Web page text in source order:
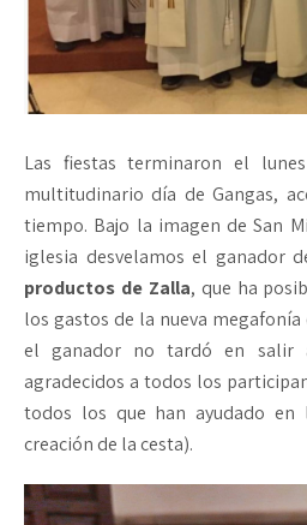
Las fiestas terminaron el
multitudinario día de Gangas,
tiempo. Bajo la imagen de San
iglesia desvelamos el ganador
productos de Zalla, que ha
los gastos de la nueva megafonía
el ganador no tardó en salir
agradecidos a todos los
todos los que han ayudado en
creación de la cesta).